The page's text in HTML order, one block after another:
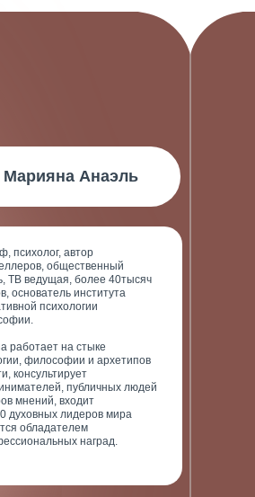
Марияна Анаэль
психолог, автор
общественный
ТВ ведущая, более 40тысяч
основатель института
психологии
работает на стыке
философии и архетипов
консультирует
публичных людей
мнений, входит
духовных лидеров мира
обладателем
наград.